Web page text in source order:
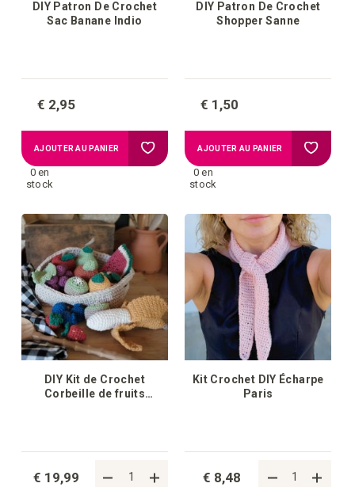
DIY Patron De Crochet
Sac Banane Indio
€ 2,95
0 en
stock
AJOUTER AU PANIER Ajouter
la
liste
d'achats
DIY Patron De Crochet
Shopper Sanne
€ 1,50
0 en
stock
AJOUTER AU PANIER Ajouter
liste
DIY Kit de Crochet
Corbeille de fruits
€ 19,99
Kit Crochet DIY Écharpe
Paris
€ 8,48